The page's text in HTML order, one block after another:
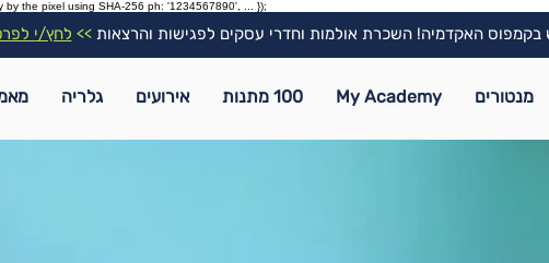
by the pixel using SHA-256 ph: '1234567890', ... });
בקמפוס האקדמיה! השכרת אולמות וחדרי עסקים לפגישות והרצאות>> לחץ/י
מנטורים My Academy 100 מתנות אירועים גלריה